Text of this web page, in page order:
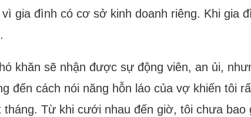
gia đình có cơ sở kinh doanh riêng. Khi gia
khăn sẽ nhận được sự động viên, an ủi,
đến cách nói năng hỗn láo của vợ khiến tôi
tháng. Từ khi cưới nhau đến giờ, tôi chưa